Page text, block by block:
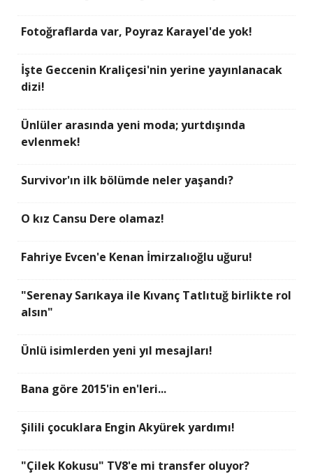
Fotoğraflarda var, Poyraz Karayel'de yok!
İşte Geccenin Kraliçesi'nin yerine yayınlanacak
dizi!
Ünlüler arasında yeni moda; yurtdışında
evlenmek!
Survivor'ın ilk bölümde neler yaşandı?
O kız Cansu Dere olamaz!
Fahriye Evcen'e Kenan İmirzalıoğlu uğuru!
"Serenay Sarıkaya ile Kıvanç Tatlıtuğ birlikte rol
alsın"
Ünlü isimlerden yeni yıl mesajları!
Bana göre 2015'in en'leri...
Şilili çocuklara Engin Akyürek yardımı!
"Çilek Kokusu" TV8'e mi transfer oluyor?